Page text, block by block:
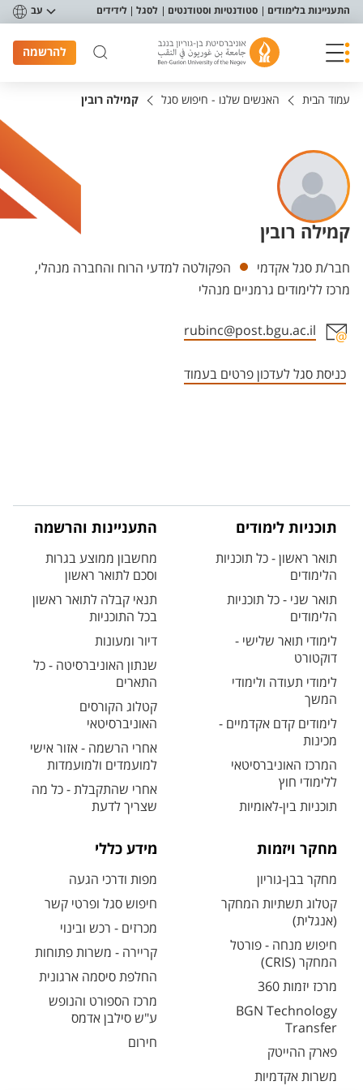
תפריט נגישות
התעניינות בלימודים סטודנטיות וסטודנטים לסגל לידידים עב
להרשמה
עמוד הבית האנשים שלנו - חיפוש סגל קמילה רובין
קמילה רובין
יחידות
חבר/ת סגל אקדמי
הפקולטה למדעי הרוח והחברה מנהלי,
מרכז ללימודים גרמניים מנהלי
rubinc@post.bgu.ac.il
כניסת סגל לעדכון פרטים בעמוד
תוכניות לימודים
תואר ראשון - כל תוכניות
הלימודים
תואר שני - כל תוכניות
הלימודים
לימודי תואר שלישי -
דוקטורט
לימודי תעודה ולימודי
המשך
לימודים קדם אקדמיים -
מכינות
המרכז האוניברסיטאי
ללימודי חוץ
תוכניות בין-לאומיות
התעניינות והרשמה
מחשבון ממוצע בגרות
וסכם לתואר ראשון
תנאי קבלה לתואר ראשון
בכל התוכניות
דיור ומעונות
שנתון האוניברסיטה - כל
התארים
קטלוג הקורסים
האוניברסיטאי
אחרי הרשמה - אזור אישי
למועמדים ולמועמדות
אחרי שהתקבלת - כל מה
שצריך לדעת
מחקר ויזמות
מחקר בבן-גוריון
קטלוג תשתיות המחקר
(אנגלית)
חיפוש מנחה - פורטל
המחקר (CRIS)
מרכז יזמות 360
BGN Technology
Transfer
פארק ההייטק
משרות אקדמיות
מידע כללי
מפות ודרכי הגעה
חיפוש סגל ופרטי קשר
מכרזים - רכש ובינוי
קריירה - משרות פתוחות
החלפת סיסמה ארגונית
מרכז הספורט והנופש
ע"ש סילבן אדמס
חירום